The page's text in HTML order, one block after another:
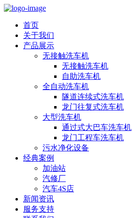
首页
关于我们
产品展示
无接触洗车机
无接触洗车机
自助洗车机
全自动洗车机
隧道连续式洗车机
龙门往复式洗车机
大型洗车机
通过式大巴车洗车机
龙门工程车洗车机
污水净化设备
经典案例
加油站
汽修厂
汽车4S店
新闻资讯
服务支持